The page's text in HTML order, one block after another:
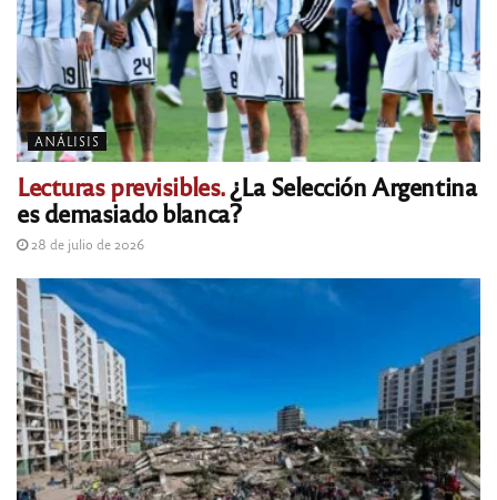
ANÁLISIS
Lecturas previsibles.¿La Selección Argentina
es demasiado blanca?
28 de julio de 2026